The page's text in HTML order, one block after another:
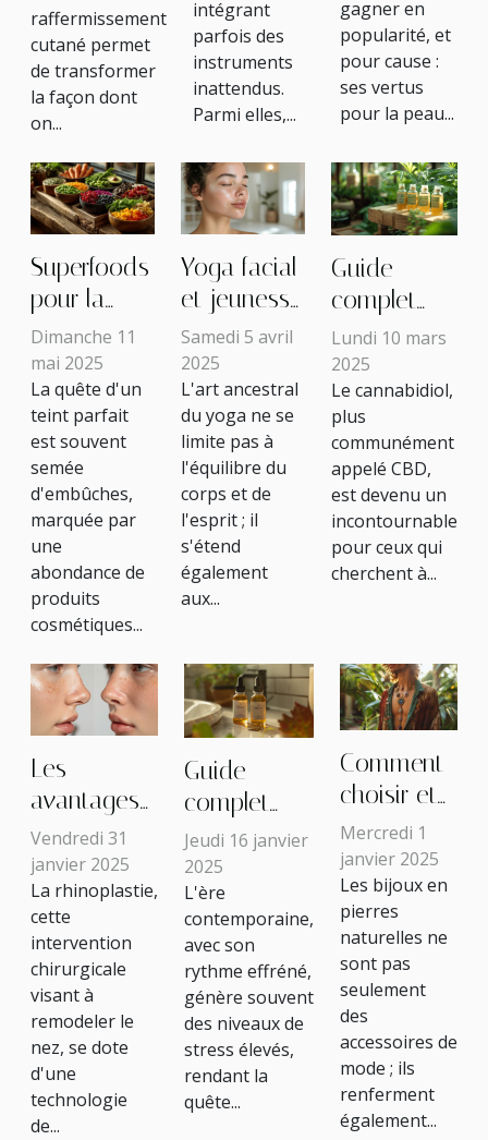
ferme
raffermissement
cutané permet
de transformer
la façon dont
on...
intégrant
parfois des
instruments
inattendus.
Parmi elles,...
gagner en
popularité, et
pour cause :
ses vertus
pour la peau...
Superfoods
pour la
peau quels
aliments
intégrer à
votre
régime
pour un
teint parfait
Dimanche 11
mai 2025
La quête d'un
teint parfait
est souvent
semée
d'embûches,
marquée par
une
abondance de
produits
cosmétiques...
Yoga facial
et jeunesse
de la peau
Exercices
pratiques
pour
tonifier et
rajeunir
Samedi 5 avril
2025
L'art ancestral
du yoga ne se
limite pas à
l'équilibre du
corps et de
l'esprit ; il
s'étend
également
aux...
Guide
complet
pour choisir
les
meilleures
huiles de
CBD pour
votre bien-
être
Lundi 10 mars
2025
Le cannabidiol,
plus
communément
appelé CBD,
est devenu un
incontournable
pour ceux qui
cherchent à...
Les
avantages
et les
limites de
la
rhinoplastie
ultrasonique
Vendredi 31
janvier 2025
La rhinoplastie,
cette
intervention
chirurgicale
visant à
remodeler le
nez, se dote
d'une
technologie
de...
Guide
complet
pour choisir
les
meilleures
huiles de
CBD pour la
relaxation
Jeudi 16 janvier
2025
L'ère
contemporaine,
avec son
rythme effréné,
génère souvent
des niveaux de
stress élevés,
rendant la
quête...
Comment
choisir et
utiliser les
bijoux en
pierres
naturelles
pour
l'équilibre
des
chakras
Mercredi 1
janvier 2025
Les bijoux en
pierres
naturelles ne
sont pas
seulement
des
accessoires de
mode ; ils
renferment
également...